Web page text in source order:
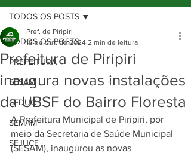
TODOS OS POSTS
PREFEITURA
SESAM
SEDUC
SEMAM
SEJUCE
TODOS OS POSTS
Prefeitura de Piripiri
inaugura novas instalações
da UBSF do Bairro Floresta
Pref. de Piripiri
18 de out. de 2024 2 min de leitura
A Prefeitura Municipal de Piripiri, por
meio da Secretaria de Saúde Municipal
(SESAM), inaugurou as novas